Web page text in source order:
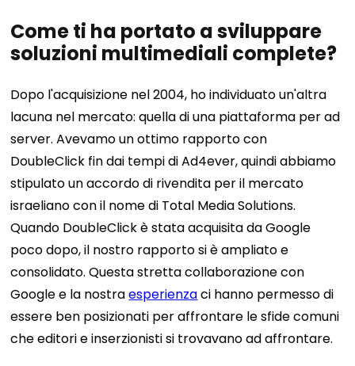
Come ti ha portato a sviluppare
soluzioni multimediali complete?
Dopo l'acquisizione nel 2004, ho individuato un'altra
lacuna nel mercato: quella di una piattaforma per ad
server. Avevamo un ottimo rapporto con
DoubleClick fin dai tempi di Ad4ever, quindi abbiamo
stipulato un accordo di rivendita per il mercato
israeliano con il nome di Total Media Solutions.
Quando DoubleClick è stata acquisita da Google
poco dopo, il nostro rapporto si è ampliato e
consolidato. Questa stretta collaborazione con
Google e la nostraesperienzaci hanno permesso di
essere ben posizionati per affrontare le sfide comuni
che editori e inserzionisti si trovavano ad affrontare.